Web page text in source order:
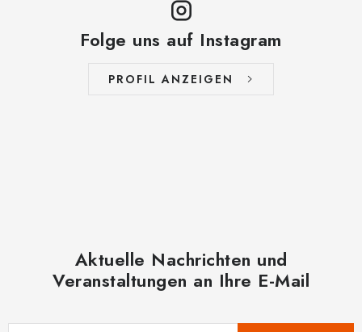
Folge uns auf Instagram
PROFIL ANZEIGEN
Aktuelle Nachrichten und
Veranstaltungen an Ihre E-Mail